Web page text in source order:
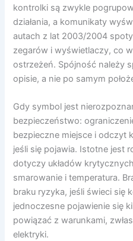
kontrolki są zwykle
działania, a komunikaty
autach z lat 2003/2004
zegarów i wyświetlaczy, co
ostrzeżeń. Spójność należy
opisie, a nie po samym
Gdy symbol jest
bezpieczeństwo:
bezpieczne miejsce i odczyt
jeśli się pojawia. Istotne jest
dotyczy układów
smarowanie i temperatura.
braku ryzyka, jeśli świeci się
jednoczesne pojawienie się
powiązać z warunkami,
elektryki.